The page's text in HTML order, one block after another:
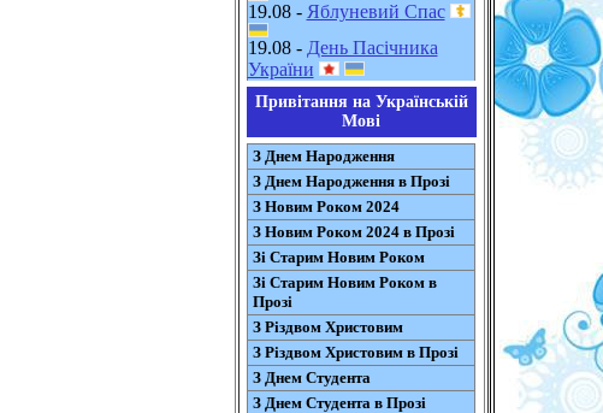
19.08 - Яблуневий Спас
19.08 - День Пасічника
України
Привітання на Українській
Мові
З Днем Народження
З Днем Народження в Прозі
З Новим Роком 2024
З Новим Роком 2024 в Прозі
Зі Старим Новим Роком
Зі Старим Новим Роком в
Прозі
З Різдвом Христовим
З Різдвом Христовим в Прозі
З Днем Студента
З Днем Студента в Прозі